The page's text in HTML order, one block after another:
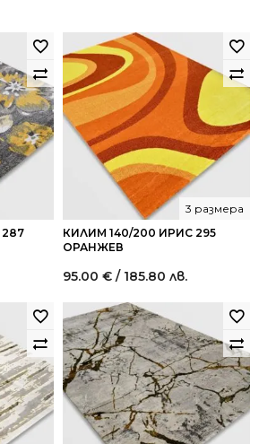
226.00
лв..
134.95
лв..
КИЛИМ 140/200 ИРИС 295
ОРАНЖЕВ
3 размера
95.00 € / 185.80 лв.